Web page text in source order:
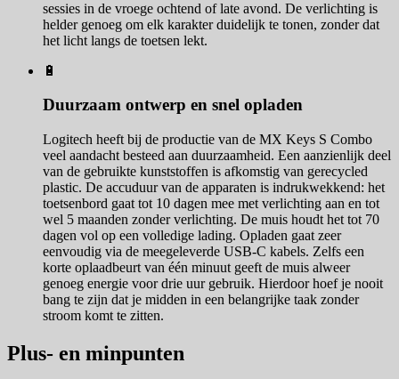
sessies in de vroege ochtend of late avond. De verlichting is
helder genoeg om elk karakter duidelijk te tonen, zonder dat
het licht langs de toetsen lekt.
🔋
Duurzaam ontwerp en snel opladen
Logitech heeft bij de productie van de MX Keys S Combo
veel aandacht besteed aan duurzaamheid. Een aanzienlijk deel
van de gebruikte kunststoffen is afkomstig van gerecycled
plastic. De accuduur van de apparaten is indrukwekkend: het
toetsenbord gaat tot 10 dagen mee met verlichting aan en tot
wel 5 maanden zonder verlichting. De muis houdt het tot 70
dagen vol op een volledige lading. Opladen gaat zeer
eenvoudig via de meegeleverde USB-C kabels. Zelfs een
korte oplaadbeurt van één minuut geeft de muis alweer
genoeg energie voor drie uur gebruik. Hierdoor hoef je nooit
bang te zijn dat je midden in een belangrijke taak zonder
stroom komt te zitten.
Plus- en minpunten